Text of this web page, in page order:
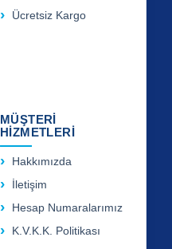
Ücretsiz Kargo
MÜŞTERİ
HİZMETLERİ
Hakkımızda
İletişim
Hesap Numaralarımız
K.V.K.K. Politikası